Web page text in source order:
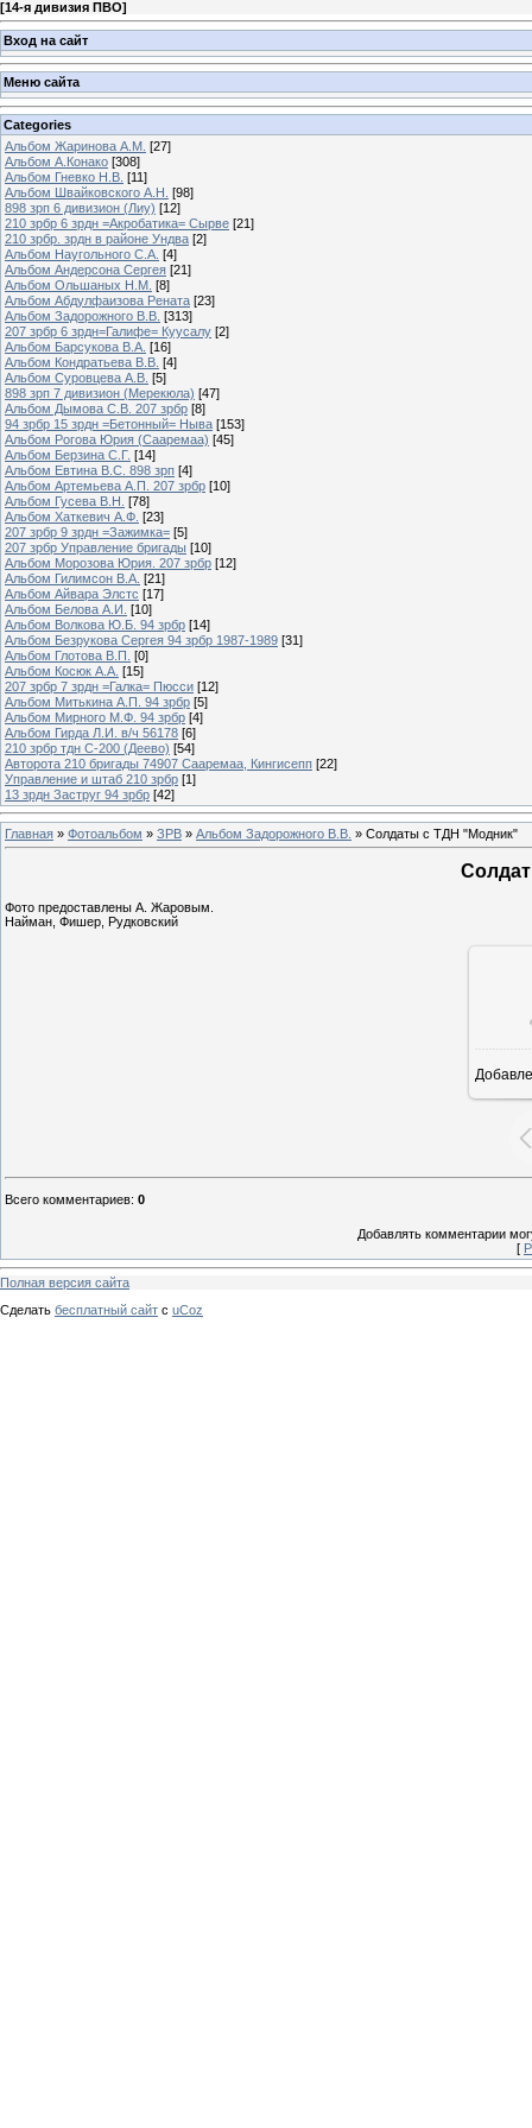
[14-я дивизия ПВО]
Вход на сайт
Меню сайта
Categories
Альбом Жаринова А.М. [27]
Альбом А.Конако [308]
Альбом Гневко Н.В. [11]
Альбом Швайковского А.Н. [98]
898 зрп 6 дивизион (Лиу) [12]
210 зрбр 6 зрдн =Акробатика= Сырве [21]
210 зрбр. зрдн в районе Ундва [2]
Альбом Наугольного С.А. [4]
Альбом Андерсона Сергея [21]
Альбом Ольшаных Н.М. [8]
Альбом Абдулфаизова Рената [23]
Альбом Задорожного В.В. [313]
207 зрбр 6 зрдн=Галифе= Куусалу [2]
Альбом Барсукова В.А. [16]
Альбом Кондратьева В.В. [4]
Альбом Суровцева А.В. [5]
898 зрп 7 дивизион (Мерекюла) [47]
Альбом Дымова С.В. 207 зрбр [8]
94 зрбр 15 зрдн =Бетонный= Ныва [153]
Альбом Рогова Юрия (Сааремаа) [45]
Альбом Берзина С.Г. [14]
Альбом Евтина В.С. 898 зрп [4]
Альбом Артемьева А.П. 207 зрбр [10]
Альбом Гусева В.Н. [78]
Альбом Хаткевич А.Ф. [23]
207 зрбр 9 зрдн =Зажимка= [5]
207 зрбр Управление бригады [10]
Альбом Морозова Юрия. 207 зрбр [12]
Альбом Гилимсон В.А. [21]
Альбом Айвара Элстс [17]
Альбом Белова А.И. [10]
Альбом Волкова Ю.Б. 94 зрбр [14]
Альбом Безрукова Сергея 94 зрбр 1987-1989 [31]
Альбом Глотова В.П. [0]
Альбом Косюк А.А. [15]
207 зрбр 7 зрдн =Галка= Пюсси [12]
Альбом Митькина А.П. 94 зрбр [5]
Альбом Мирного М.Ф. 94 зрбр [4]
Альбом Гирда Л.И. в/ч 56178 [6]
210 зрбр тдн С-200 (Деево) [54]
Авторота 210 бригады 74907 Сааремаа, Кингисепп [22]
Управление и штаб 210 зрбр [1]
13 зрдн Заструг 94 зрбр [42]
Главная » Фотоальбом » ЗРВ » Альбом Задорожного В.В. » Солдаты с ТДН "Модник"
Фото предоставлены А. Жаровым.
Найман, Фишер, Рудковский
Всего комментариев: 0
Добавлять комментарии
[
Полная версия сайта
Сделать бесплатный сайт с uCoz